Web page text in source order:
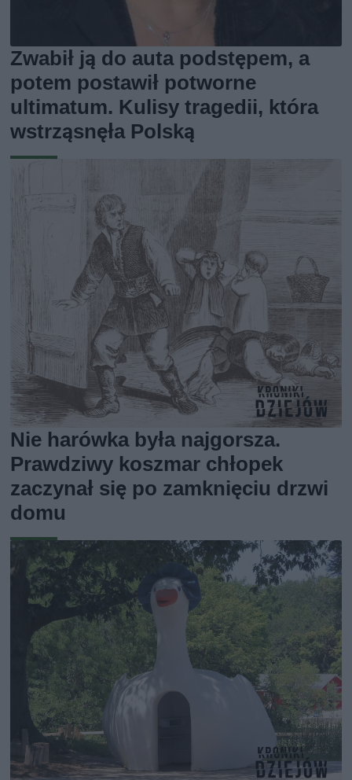
Zwabił ją do auta podstępem, a
potem postawił potworne
ultimatum. Kulisy tragedii, która
wstrząsnęła Polską
Nie harówka była najgorsza.
Prawdziwy koszmar chłopek
zaczynał się po zamknięciu drzwi
domu